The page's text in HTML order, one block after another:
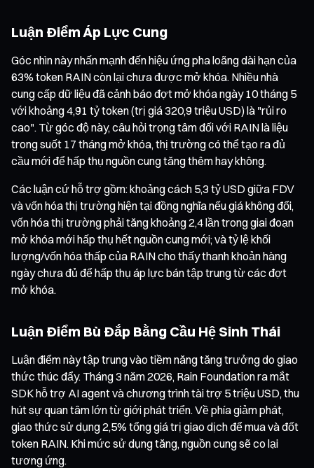
Luận Điểm Áp Lực Cung
Góc nhìn này nhấn mạnh đến hiệu ứng pha loãng dài hạn của
63% token RAIN còn lại chưa được mở khóa. Nhiều nhà
cung cấp dữ liệu đã cảnh báo đợt mở khóa ngày 10 tháng 5
với khoảng 4,91 tỷ token (trị giá 320,9 triệu USD) là "rủi ro
cao". Từ góc độ này, câu hỏi trọng tâm đối với RAIN là liệu
trong suốt 17 tháng mở khóa, thị trường có thể tạo ra đủ
cầu mới để hấp thụ nguồn cung tăng thêm hay không.
Các luận cứ hỗ trợ gồm: khoảng cách 5,3 tỷ USD giữa FDV
và vốn hóa thị trường hiện tại đồng nghĩa nếu giá không đổi,
vốn hóa thị trường phải tăng khoảng 2,4 lần trong giai đoạn
mở khóa mới hấp thụ hết nguồn cung mới; và tỷ lệ khối
lượng/vốn hóa thấp của RAIN cho thấy thanh khoản hàng
ngày chưa đủ để hấp thụ áp lực bán tập trung từ các đợt
mở khóa.
Luận Điểm Bù Đắp Bằng Cầu Hệ Sinh Thái
Luận điểm này tập trung vào tiềm năng tăng trưởng do giao
thức thúc đẩy. Tháng 3 năm 2026, Rain Foundation ra mắt
SDK hỗ trợ AI agent và chương trình tài trợ 5 triệu USD, thu
hút sự quan tâm lớn từ giới phát triển. Về phía giảm phát,
giao thức sử dụng 2,5% tổng giá trị giao dịch để mua và đốt
token RAIN. Khi mức sử dụng tăng, nguồn cung sẽ co lại
tương ứng.